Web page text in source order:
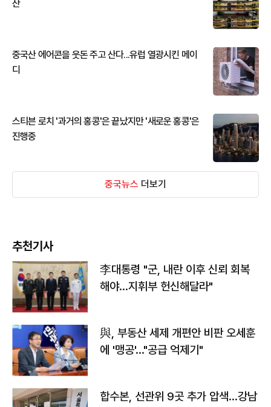
산
중국산 에어콘을 웃돈 주고 산다...유럽 열광시킨 메이
디
스티븐 로치 '과거의 홍콩'은 끝났지만 '새로운 홍콩'은
진행중
중국뉴스 더보기
추천기사
李대통령 "군, 내란 이후 신뢰 회복
해야…지휘부 헌신해달라"
與, 부동산 세제 개편안 비판 오세훈
에 '맹공'…"공급 억제기"
합수본, 선관위 9곳 추가 압색…강남